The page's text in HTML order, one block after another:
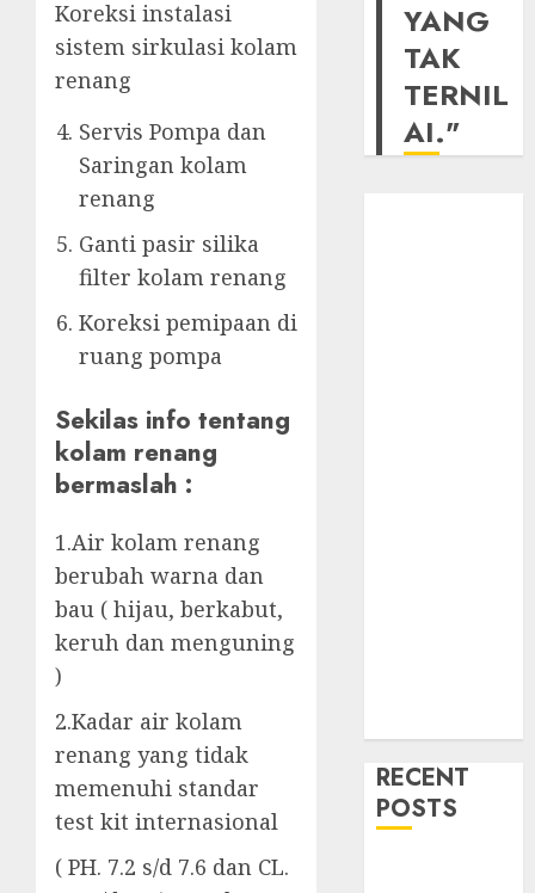
Koreksi instalasi
sistem sirkulasi kolam
renang
Servis Pompa dan
Saringan kolam
renang
Ganti pasir silika
filter kolam renang
Koreksi pemipaan di
ruang pompa
Sekilas info tentang
kolam renang
bermaslah :
1.Air kolam renang
berubah warna dan
bau ( hijau, berkabut,
keruh dan menguning
)
2.Kadar air kolam
renang yang tidak
memenuhi standar
test kit internasional
( PH. 7.2 s/d 7.6 dan CL.
YANG
TAK
TERNIL
AI."
RECENT
POSTS